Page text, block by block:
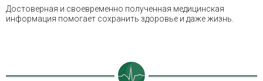
Достоверная и своевременно полученная медицинская
информация помогает сохранить здоровье и даже жизнь.